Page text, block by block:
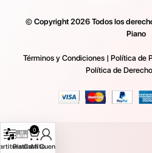
© Copyright 2026 Todos los
Piano
Términos y Condiciones| Política de
Política de
Pistas
0
Carrito
Mi Cuenta